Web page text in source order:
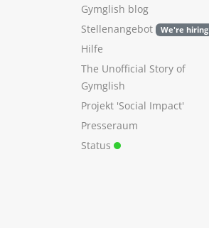
Gymglish blog
Stellenangebot
We're hiring
Hilfe
The Unofficial Story of
Gymglish
Projekt 'Social Impact'
Presseraum
Status